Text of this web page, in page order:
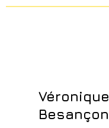
Véronique
Besançon